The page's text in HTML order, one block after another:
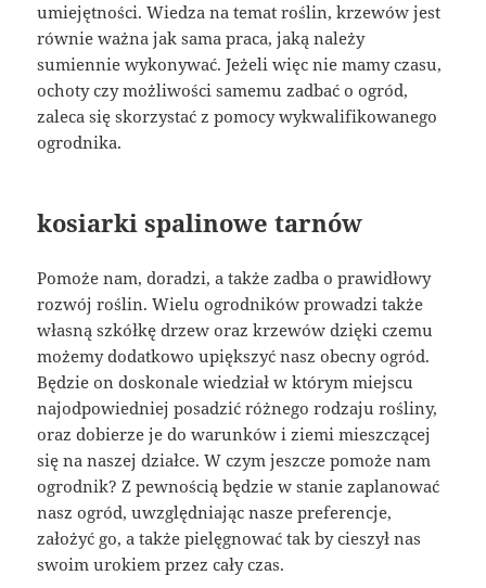
umiejętności. Wiedza na temat roślin, krzewów jest
równie ważna jak sama praca, jaką należy
sumiennie wykonywać. Jeżeli więc nie mamy czasu,
ochoty czy możliwości samemu zadbać o ogród,
zaleca się skorzystać z pomocy wykwalifikowanego
ogrodnika.
kosiarki spalinowe tarnów
Pomoże nam, doradzi, a także zadba o prawidłowy
rozwój roślin. Wielu ogrodników prowadzi także
własną szkółkę drzew oraz krzewów dzięki czemu
możemy dodatkowo upiększyć nasz obecny ogród.
Będzie on doskonale wiedział w którym miejscu
najodpowiedniej posadzić różnego rodzaju rośliny,
oraz dobierze je do warunków i ziemi mieszczącej
się na naszej działce. W czym jeszcze pomoże nam
ogrodnik? Z pewnością będzie w stanie zaplanować
nasz ogród, uwzględniając nasze preferencje,
założyć go, a także pielęgnować tak by cieszył nas
swoim urokiem przez cały czas.